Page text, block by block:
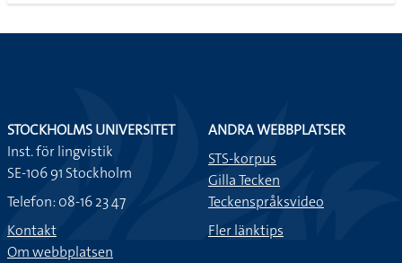
STOCKHOLMS UNIVERSITET
Inst. för lingvistik
SE-106 91 Stockholm
Telefon: 08-16 23 47
Kontakt
Om webbplatsen
ANDRA WEBBPLATSER
STS-korpus
Gilla Tecken
Teckenspråksvideo
Fler länktips